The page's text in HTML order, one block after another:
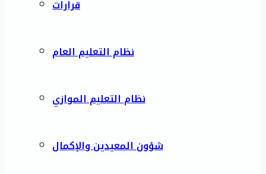
قرارات
نظام التعليم العام
نظام التعليم الموازي
شؤون المعيدين والإكمال